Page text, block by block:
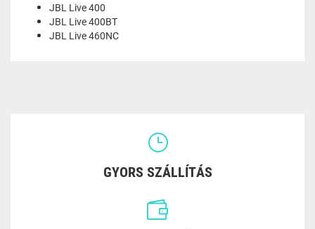
JBL Live 400
JBL Live 400BT
JBL Live 460NC
GYORS SZÁLLÍTÁS